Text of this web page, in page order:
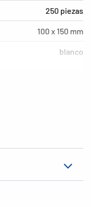
250 piezas
100 x 150 mm
blanco